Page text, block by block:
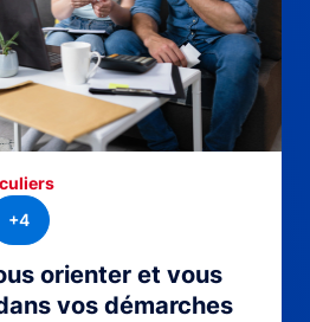
orienter et vous
vos démarches
+4